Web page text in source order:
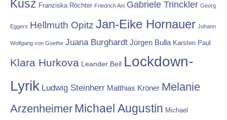
Kusz Franziska Röchter Friedrich Ani Gabriele Trinckler Georg
Eggers Hellmuth Opitz Jan-Eike Hornauer Johann
Wolfgang von Goethe Juana Burghardt Jürgen Bulla Karsten Paul
Klara Hurkova Leander Beil Lockdown-
Lyrik Ludwig Steinherr Matthias Kröner Melanie
Arzenheimer Michael Augustin Michael